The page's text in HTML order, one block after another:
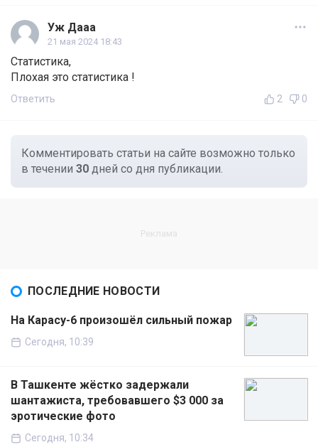
Уж Дааа
21 мая 2024 18:43
Статистика,
Плохая это статистика !
Ответить 2 0
Комментировать статьи на сайте возможно только
в течении 30 дней со дня публикации.
ПОСЛЕДНИЕ НОВОСТИ
На Карасу-6 произошёл сильный пожар
Сегодня, 10:39
В Ташкенте жёстко задержали
шантажиста, требовавшего $3 000 за
эротические фото
Сегодня, 10:34